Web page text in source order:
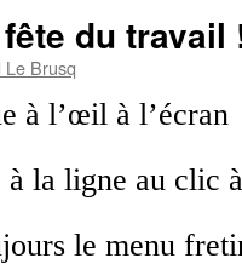
du travail
Brusq
à l’œil à l’écran
à la ligne au clic
le menu